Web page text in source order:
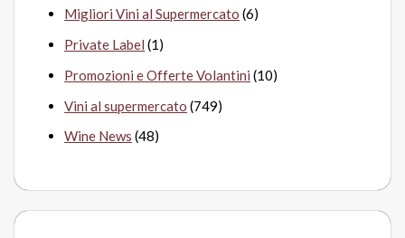
Migliori Vini al Supermercato (6)
Private Label (1)
Promozioni e Offerte Volantini (10)
Vini al supermercato (749)
Wine News (48)